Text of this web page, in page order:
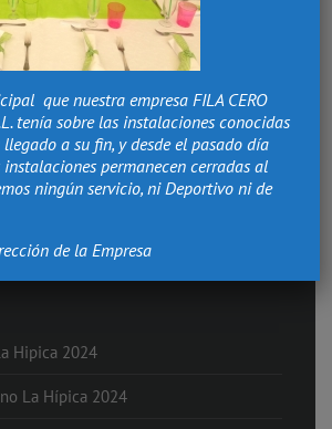
más importantes de tu vida,
Hipica 2024
La Hípica 2024
que nuestra empresa FILA CERO
tenía sobre las instalaciones conocidas
a su fin, y desde el pasado día
permanecen cerradas al
ningún servicio, ni Deportivo ni de
de la Empresa